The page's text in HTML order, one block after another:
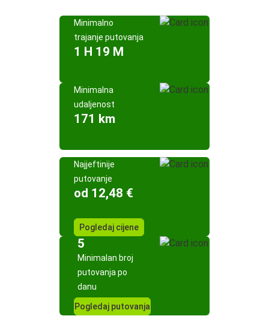
Minimalno
trajanje putovanja
1 H 19 M
Minimalna
udaljenost
171 km
Najjeftinije
putovanje
od 12,48 €
Pogledaj cijene
5
Minimalan broj
putovanja po
danu
Pogledaj putovanja